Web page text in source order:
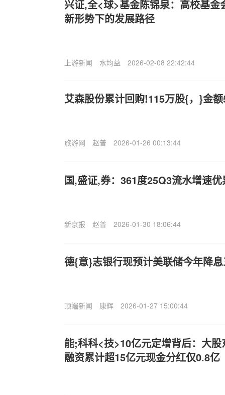
兴证,全<球>基金陈锦泉：高校基金
新形势下的发展路径
上游新闻 水均益 2026-02-08 22:42:44
艾森股份累计回购!115万股{，}金
旅游网 赵普 2026-01-26 00:13:44
国,盛证,券：361度25Q3流水增速
新京报 赵普 2026-01-30 18:06:44
德{意}志银行现预计美联储今年降
顶端新闻 康辉 2026-01-27 15:00:44
能;科科<技>10亿元定增背后：大
融资累计超15亿元现金分红仅0.8亿